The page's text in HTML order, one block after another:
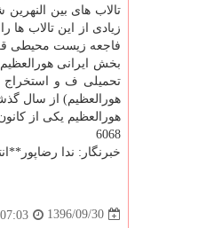
تالاب های بین
فاجعه زیست محیطی
بخش ایرانی
تحمیلی ف و استخراج
هورالعظیم) از سال گذشته
هورالعظیم یكی از
6068
خبرنگار: ندا
1396/09/30